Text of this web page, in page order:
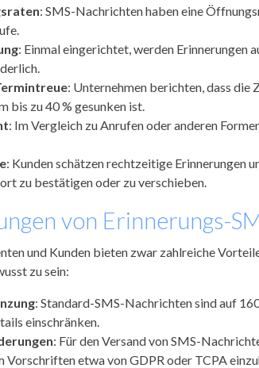
: SMS-Nachrichten haben eine
: Einmal eingerichtet, werden Erinnerungen
: Unternehmen berichten, dass die
bis zu 40 % gesunken ist.
: Im Vergleich zu Anrufen oder anderen
: Kunden schätzen rechtzeitige Erinnerungen
zu bestätigen oder zu verschieben.
von Erinnerungs-
und Kunden bieten zwar zahlreiche
zu sein:
: Standard-SMS-Nachrichten sind auf
einschränken.
: Für den Versand von SMS-
Vorschriften etwa von GDPR oder TCPA